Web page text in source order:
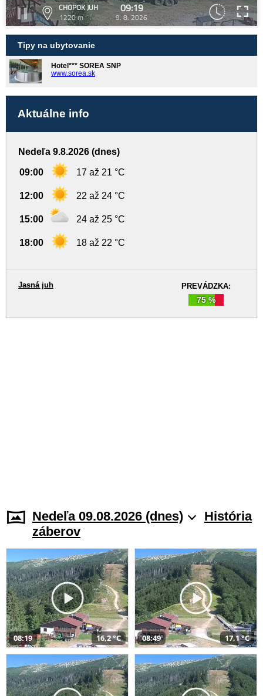
CHOPOK JUH
1220 m
09:19
9. 8. 2026
Tipy na ubytovanie
Hotel*** SOREA SNP
www.sorea.sk
Aktuálne info
Nedeľa 9.8.2026 (dnes)
09:00 17 až 21 °C
12:00 22 až 24 °C
15:00 24 až 25 °C
18:00 18 až 22 °C
PREVÁDZKA:
75 %
Jasná juh
Nedeľa 09.08.2026 (dnes)
História
záberov
08:19 16,2 °C 08:49 17,1 °C